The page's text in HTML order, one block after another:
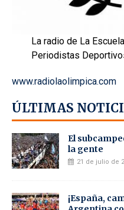
La radio de La
Periodistas
www.radiolaolimpica.com
ÚLTIMAS
El
la gente
21 de julio de
¡España,